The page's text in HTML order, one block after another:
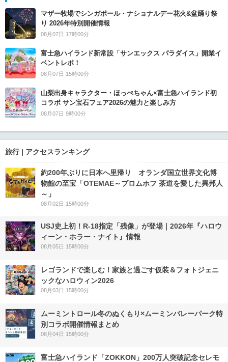
マザー牧場でシンガポール・ナショナルデー花火&盆踊り祭
り 2026年特別開催情報
08月07日 17時00分
富士急ハイランド新常設「サンエックス パラダイス」開業イ
ベントレポ！
08月07日 15時00分
山梨出身キャラクター・ほっぺちゃん×富士急ハイランド初
コラボ サン宝石フェア2026の魅力と楽しみ方
08月07日 9時00分
旅行 | アクセスランキング
約200年ぶりに日本へ里帰り オランダ国立世界文化博
物館の至宝「OTEMAE～ブロムホフ 茶道を愛した異邦人
～」
08月02日 15時00分
USJ史上初！R-18指定「残像」が登場｜2026年『ハロウ
ィーン・ホラー・ナイト』情報
08月05日 15時00分
レゴランドで楽しむ！家族と過ごす仮装＆フォトジェニ
ックなハロウィン2026
08月03日 15時00分
ムーミントロール冬のぬくもり×ムーミンバレーパーク特
別コラボ開催情報まとめ
08月04日 15時00分
富士急ハイランド「ZOKKON」200万人突破記念セレモ